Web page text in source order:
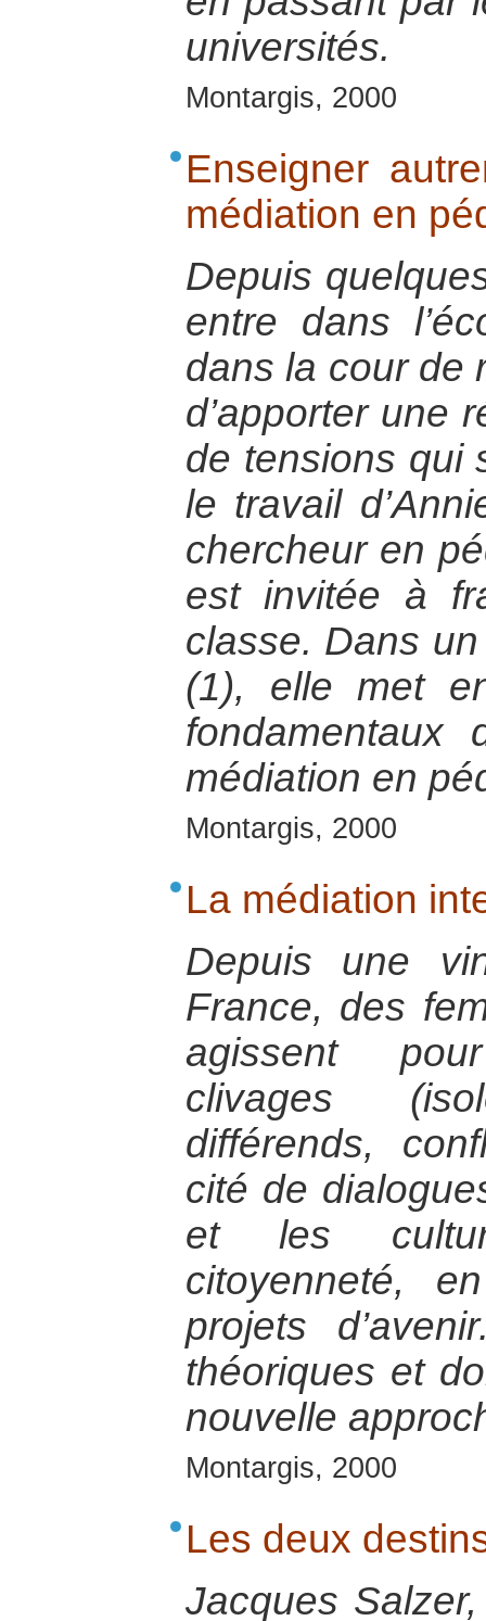
universités.
Montargis, 2000
Enseigner
médiation en
Depuis
entre dans
dans la cour de
d’apporter une
de tensions qui
le travail
chercheur en
est invitée à
classe. Dans
(1), elle met
fondamentaux
médiation en
Montargis, 2000
La médiation
Depuis une
France, des
agissent
clivages
différends,
cité de
et les
citoyenneté,
projets
théoriques et
nouvelle
Montargis, 2000
Les deux
Jacques